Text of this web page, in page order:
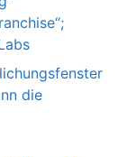
die